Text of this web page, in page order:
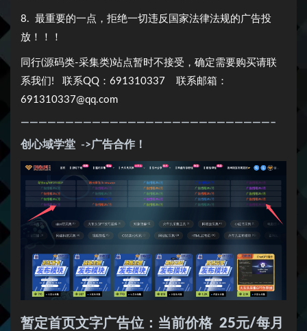
8. 最重要的一点，拒绝一切违反国家法律法规的广告投
放！！！
同行(源码类-采集类)站点暂时不接受，确定需要购买请联
系我们! 联系QQ：691310337 联系邮箱：
691310337@qq.com
————————————————————————————–
创心域学堂 ->广告合作！
暂定首页文字广告位：当前价格 25元/每月